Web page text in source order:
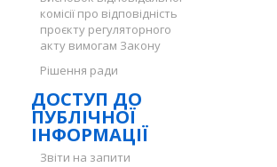
комісії про відповідність
проєкту регуляторного
акту вимогам Закону
Рішення ради
ДОСТУП ДО
ПУБЛІЧНОЇ
ІНФОРМАЦІЇ
Звіти на запити